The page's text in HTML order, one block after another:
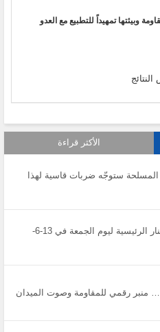
وبيئتها تمهيداً للتطبيع مع العدو
الأكثر قراءة
المسلحة ستوجّه ضربات قاسية لهذا
مقدمة نشرة أخبار المنار الرئيسية ليوم الجمعة في 13-6-
منبر رقمي للمقاومة وصوت الميدان